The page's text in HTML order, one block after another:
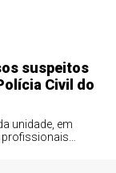
suspeitos
Civil do
unidade, em
profissionais